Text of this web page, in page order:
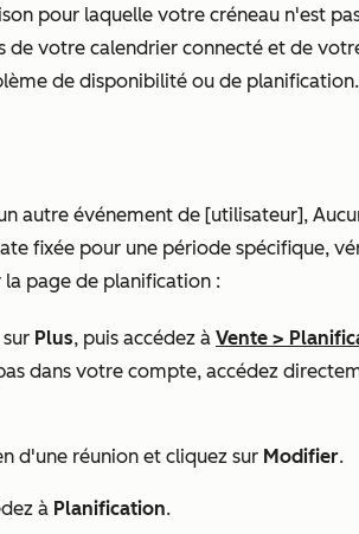
pour laquelle votre créneau n'est
de votre calendrier connecté et de
de disponibilité ou de planification.
autre événement de [utilisateur],
fixée pour une période spécifique,
page de planification :
Plus, puis accédez à Vente >
dans votre compte, accédez
d'une réunion et cliquez sur Modifier.
à Planification.